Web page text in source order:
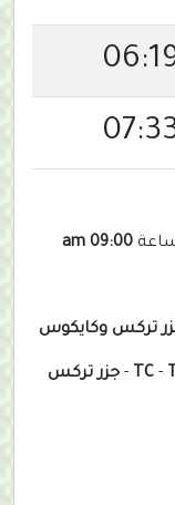
09:00 am
تركس وكايكوس
TC -
- جزر تركس